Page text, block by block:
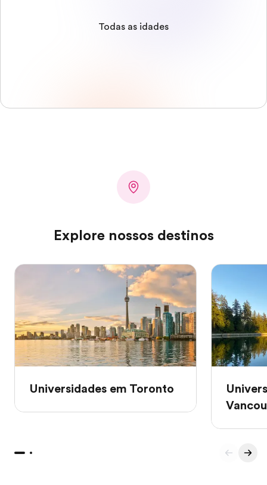
Todas as idades
Explore nossos destinos
Universidades em Toronto